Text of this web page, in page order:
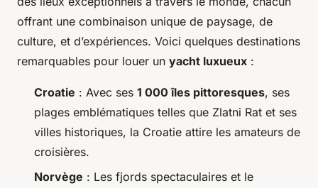
offrant une combinaison unique de paysage, de
culture, et d’expériences. Voici quelques destinations
remarquables pour louer un yacht luxueux :
Croatie : Avec ses 1 000 îles pittoresques, ses
plages emblématiques telles que Zlatni Rat et ses
villes historiques, la Croatie attire les amateurs de
croisières.
Norvège : Les fjords spectaculaires et le